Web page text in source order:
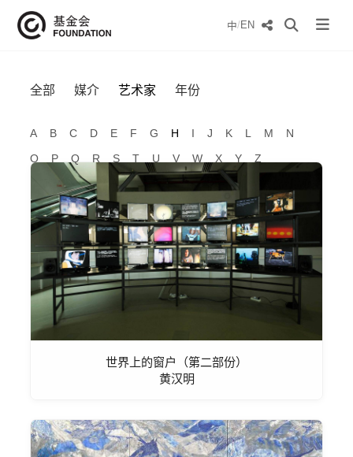
中/EN
全部 媒介 艺术家
A B C D E F G H I J K L M
N
O
P Q R S T U V W X Y Z
年份
世界上的窗户（第二部份）
黄汉明